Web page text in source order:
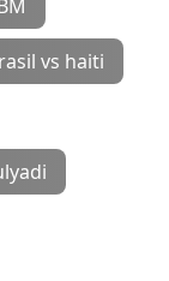
vs haiti